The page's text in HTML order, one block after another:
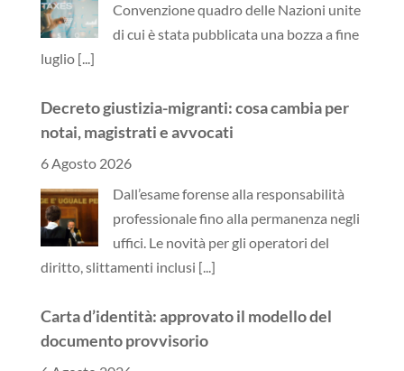
Convenzione quadro delle Nazioni unite
di cui è stata pubblicata una bozza a fine
luglio [...]
Decreto giustizia-migranti: cosa cambia per
notai, magistrati e avvocati
6 Agosto 2026
Dall’esame forense alla responsabilità
professionale fino alla permanenza negli
uffici. Le novità per gli operatori del
diritto, slittamenti inclusi [...]
Carta d’identità: approvato il modello del
documento provvisorio